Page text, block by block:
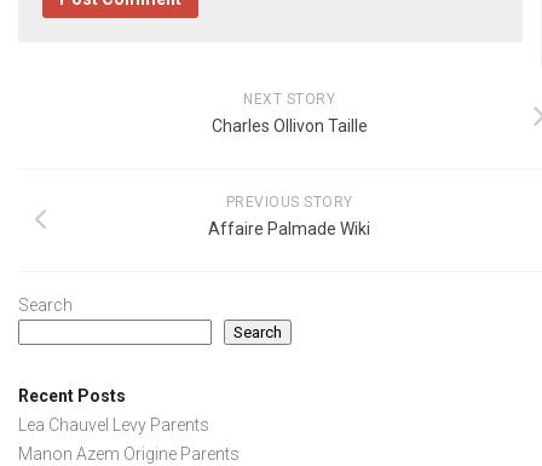
NEXT STORY
Charles Ollivon Taille
PREVIOUS STORY
Affaire Palmade Wiki
Search
Search
Recent Posts
Lea Chauvel Levy Parents
Manon Azem Origine Parents